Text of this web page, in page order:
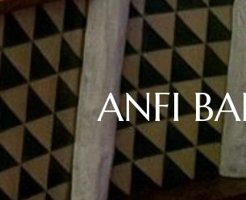
ANFI